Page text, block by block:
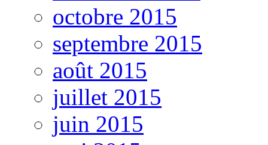
octobre 2015
septembre 2015
août 2015
juillet 2015
juin 2015